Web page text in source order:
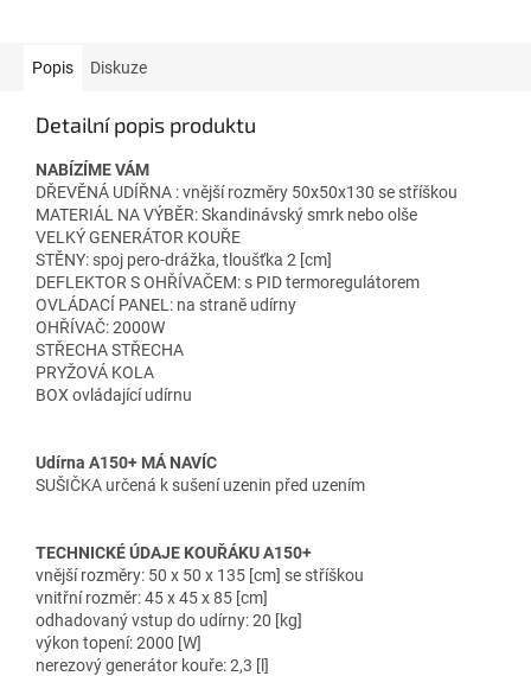
Popis Diskuze
Detailní popis produktu
NABÍZÍME VÁM
DŘEVĚNÁ UDÍŘNA : vnější rozměry 50x50x130 se stříškou
MATERIÁL NA VÝBĚR: Skandinávský smrk nebo olše
VELKÝ GENERÁTOR KOUŘE
STĚNY: spoj pero-drážka, tloušťka 2 [cm]
DEFLEKTOR S OHŘÍVAČEM: s PID termoregulátorem
OVLÁDACÍ PANEL: na straně udírny
OHŘÍVAČ: 2000W
STŘECHA STŘECHA
PRYŽOVÁ KOLA
BOX ovládající udírnu
Udírna A150+ MÁ NAVÍC
SUŠIČKA určená k sušení uzenin před uzením
TECHNICKÉ ÚDAJE KOUŘÁKU A150+
vnější rozměry: 50 x 50 x 135 [cm] se stříškou
vnitřní rozměr: 45 x 45 x 85 [cm]
odhadovaný vstup do udírny: 20 [kg]
výkon topení: 2000 [W]
nerezový generátor kouře: 2,3 [l]